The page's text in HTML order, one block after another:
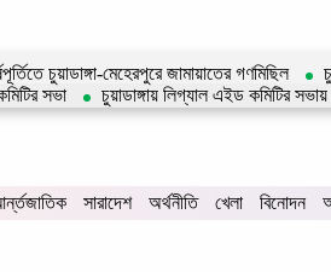
চুয়াডাঙ্গা-মেহেরপুরে জামায়াতের গণমিছিল
সভা
চুয়াডাঙ্গায় লিগ্যাল এইড কমিটির
সারাদেশ অর্থনীতি খেলা বিনোদন